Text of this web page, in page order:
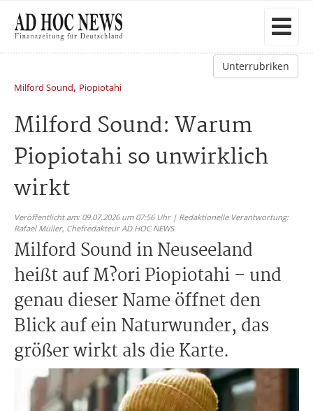
Unterrubriken
Milford Sound, Piopiotahi
Milford Sound: Warum
Piopiotahi so unwirklich
wirkt
Veröffentlicht am: 09.07.2026 um 07:56 Uhr | Redaktionelle Verantwortung:
Rafael Müller, Chefredakteur AD HOC NEWS
Milford Sound in Neuseeland
heißt auf M?ori Piopiotahi – und
genau dieser Name öffnet den
Blick auf ein Naturwunder, das
größer wirkt als die Karte.